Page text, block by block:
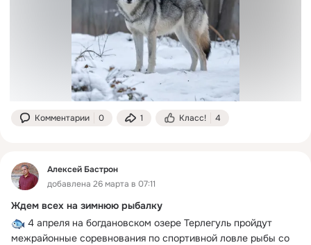
Адрес для почтовых отправлений: Министерство
природных ресурсов и экологии Омской области, 644001, г.
Омск, ул. Куйбышева, д.63.
Во избежание получения отк
Комментарии 0 1 Класс! 4
Алексей Бастрон
добавлена 26 марта в 07:11
Ждем всех на зимнюю рыбалку
4 апреля на богдановском озере Терлегуль пройдут
межрайонные соревнования по спортивной ловле рыбы со